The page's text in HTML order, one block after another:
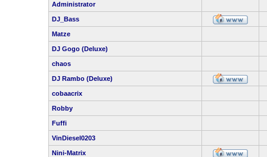
Administrator
DJ_Bass
Matze
DJ Gogo (Deluxe)
chaos
DJ Rambo (Deluxe)
cobaacrix
Robby
Fuffi
VinDiesel0203
Nini-Matrix